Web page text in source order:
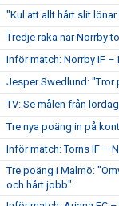
"Kul att allt hårt slit
Tredje raka när Norrby
Inför match: Norrby IF –
Jesper Swedlund: "Tror
TV: Se målen från
Tre nya poäng in på
Inför match: Torns IF –
Tre poäng i Malmö:
och hårt jobb"